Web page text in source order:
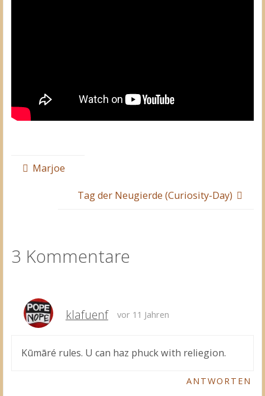
Marjoe
Tag der Neugierde (Curiosity-Day)
3 Kommentare
klafuenf vor 11 Jahren
Kūmāré rules. U can haz phuck with reliegion.
ANTWORTEN